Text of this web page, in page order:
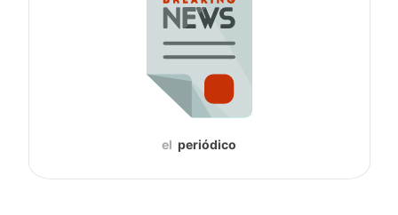
el periódico